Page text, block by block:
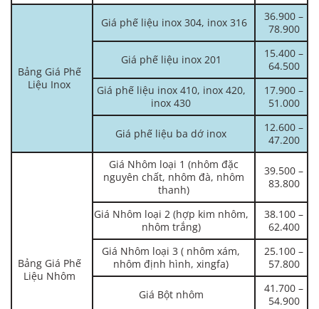
Bảng Giá Phế
Liệu Inox
Giá phế liệu inox 304, inox 316
36.900 –
78.900
Giá phế liệu inox 201
15.400 –
64.500
Giá phế liệu inox 410, inox 420,
inox 430
17.900 –
51.000
Giá phế liệu ba dớ inox
12.600 –
47.200
Bảng Giá Phế
Liệu Nhôm
Giá Nhôm loại 1 (nhôm đặc
nguyên chất, nhôm đà, nhôm
thanh)
39.500 –
83.800
Giá Nhôm loại 2 (hợp kim nhôm,
nhôm trắng)
38.100 –
62.400
Giá Nhôm loại 3 ( nhôm xám,
nhôm định hình, xingfa)
25.100 –
57.800
Giá Bột nhôm
41.700 –
54.900